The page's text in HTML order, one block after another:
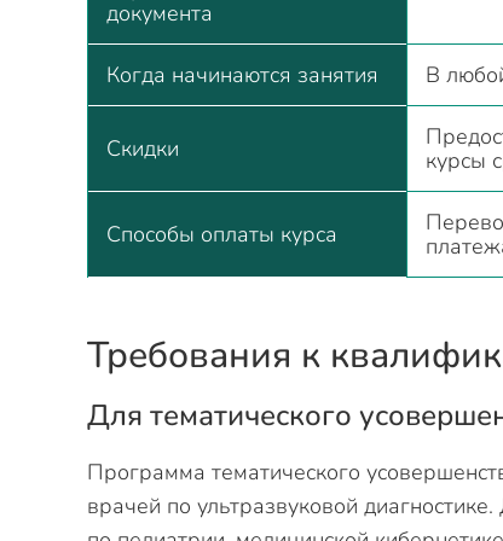
документа
Когда начинаются занятия В
Скидки
курсы
Способы оплаты курса
Требования к
Для тематического
Программа тематического
врачей по ультразвуковой